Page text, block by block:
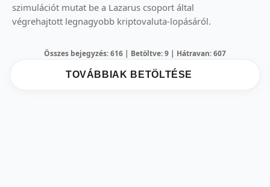
szimulációt mutat be a Lazarus csoport által
végrehajtott legnagyobb kriptovaluta-lopásáról.
Összes bejegyzés: 616 | Betöltve: 9 | Hátravan: 607
TOVÁBBIAK BETÖLTÉSE